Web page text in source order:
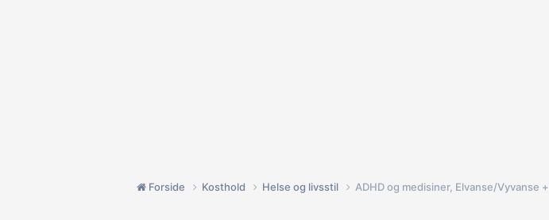
Forside Kosthold Helse og livsstil ADHD og medisiner, Elvanse/Vyvanse